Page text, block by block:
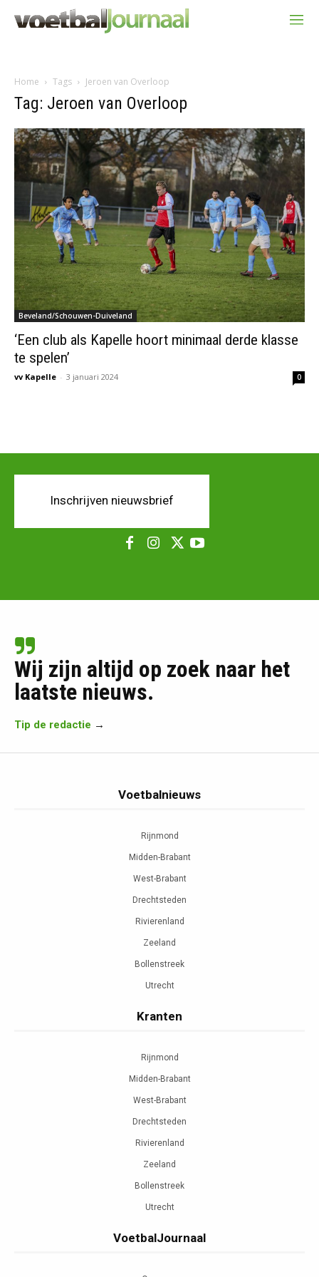
Home Tags Jeroen van Overloop
Tag: Jeroen van Overloop
Beveland/Schouwen-Duiveland
‘Een club als Kapelle hoort minimaal derde klasse
te spelen’
vv Kapelle - 3 januari 2024 0
Inschrijven nieuwsbrief
Wij zijn altijd op zoek naar het
laatste nieuws.
Tip de redactie →
Voetbalnieuws
Rijnmond
Midden-Brabant
West-Brabant
Drechtsteden
Rivierenland
Zeeland
Bollenstreek
Utrecht
Kranten
Rijnmond
Midden-Brabant
West-Brabant
Drechtsteden
Rivierenland
Zeeland
Bollenstreek
Utrecht
VoetbalJournaal